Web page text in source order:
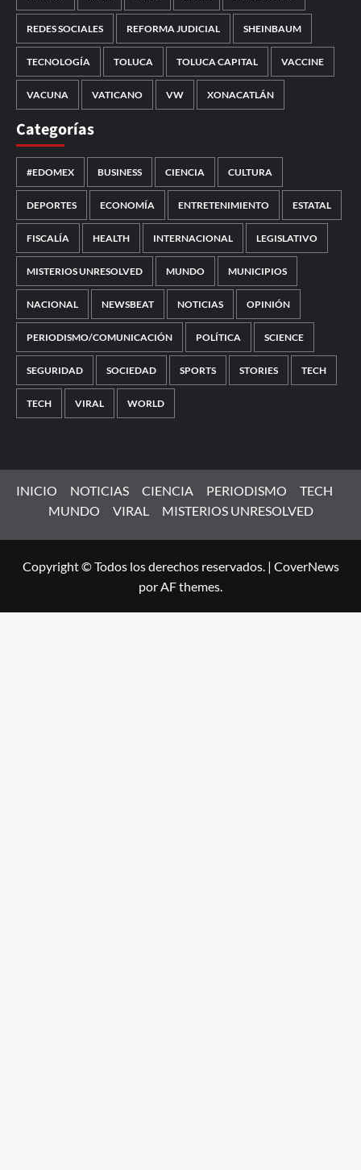
REDES SOCIALES REFORMA JUDICIAL SHEINBAUM
TECNOLOGÍA TOLUCA TOLUCA CAPITAL VACCINE
VACUNA VATICANO VW XONACATLÁN
Categorías
#EDOMEX BUSINESS CIENCIA CULTURA
DEPORTES ECONOMÍA ENTRETENIMIENTO ESTATAL
FISCALÍA HEALTH INTERNACIONAL LEGISLATIVO
MISTERIOS UNRESOLVED MUNDO MUNICIPIOS
NACIONAL NEWSBEAT NOTICIAS OPINIÓN
PERIODISMO/COMUNICACIÓN POLÍTICA SCIENCE
SEGURIDAD SOCIEDAD SPORTS STORIES TECH
TECH VIRAL WORLD
INICIO NOTICIAS CIENCIA PERIODISMO
TECH
MUNDO
VIRAL MISTERIOS UNRESOLVED
Copyright © Todos los derechos reservados. | CoverNews
por AF themes.